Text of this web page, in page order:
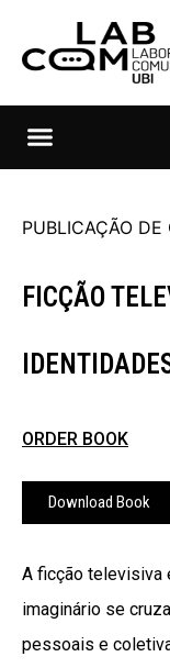
PUBLICAÇÃO
FICÇÃO
ORDER BOOK
Download Book
A ficção televisiva
imaginário se
pessoais e